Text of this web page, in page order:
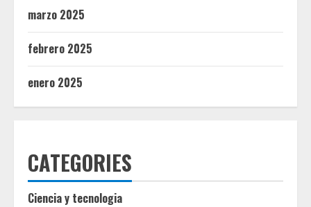
marzo 2025
febrero 2025
enero 2025
CATEGORIES
Ciencia y tecnologia